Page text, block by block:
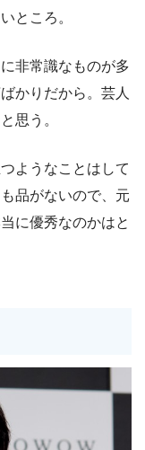
ところ。
非常識なものが多
かりだから。芸人
思う。
ようなことはして
品がないので、元
に優秀なのかはと